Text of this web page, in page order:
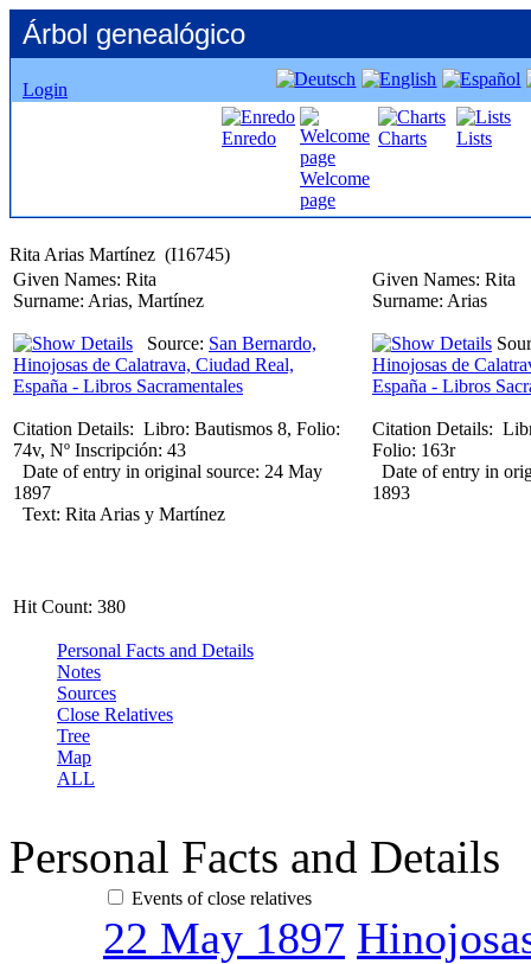
Árbol genealógico
Login
Enredo
Welcome
page
Charts Lists
Given Names: Rita
Surname: Arias, Martínez
Source: San Bernardo,
Hinojosas de Calatrava, Ciudad Real,
España - Libros Sacramentales
Citation Details: Libro: Bautismos 8, Folio:
74v, Nº Inscripción: 43
Date of entry in original source: 24 May
1897
Text: Rita Arias y Martínez
Given Names: Rita
Surname: Arias
Hinojosas de
España - Libros
Citation Details:
Folio: 163r
Date of entry in
1893
Hit Count: 380
Personal Facts and Details
Notes
Sources
Close Relatives
Tree
Map
ALL
Personal Facts and Details
Events of close relatives
22 May 1897